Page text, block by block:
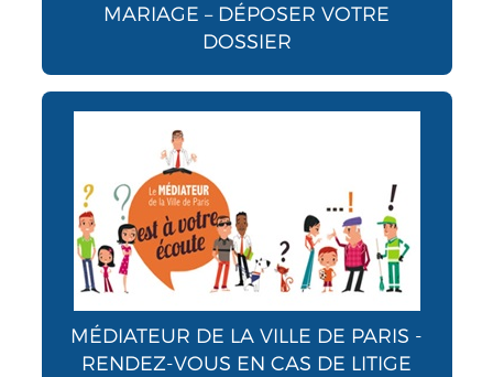
MARIAGE – DÉPOSER VOTRE
DOSSIER
MÉDIATEUR DE LA VILLE DE PARIS -
RENDEZ-VOUS EN CAS DE LITIGE